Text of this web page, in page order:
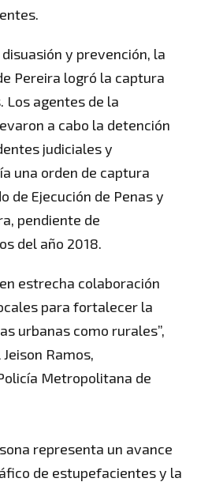
y prevención, la
Pereira logró la captura
Los agentes de la
a cabo la detención
judiciales y
una orden de captura
de Ejecución de Penas y
pendiente de
del año 2018.
estrecha colaboración
para fortalecer la
urbanas como rurales”,
Ramos,
Metropolitana de
representa un avance
de estupefacientes y la